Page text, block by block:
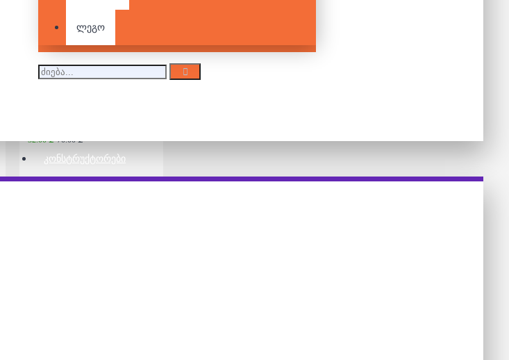
ᲙᲝᲜᲡᲢᲠᲣᲥᲢᲝᲠᲔᲑᲘ
ლეგო
52.00 ₾ 70.00 ₾